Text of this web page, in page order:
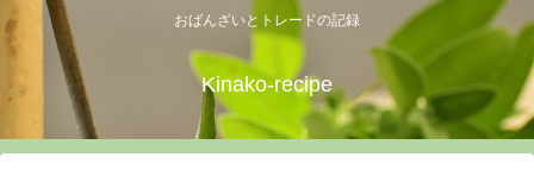
おばんざいとトレードの記録
Kinako-recipe